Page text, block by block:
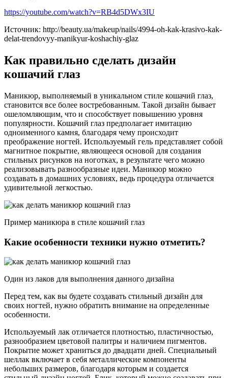
https://youtube.com/watch?v=RB4d5DWx3IU
Источник: http://beauty.ua/makeup/nails/4994-oh-kak-krasivo-kak-
delat-trendovyy-manikyur-koshachiy-glaz
Как правильно сделать дизайн
кошачий глаз
Маникюр, выполняемый в уникальном стиле кошачий глаз,
становится все более востребованным. Такой дизайн бывает
ошеломляющим, что и способствует повышению уровня
популярности. Кошачий глаз предполагает имитацию
одноименного камня, благодаря чему происходит
преображение ногтей. Используемый гель представляет собой
магнитное покрытие, являющееся основой для создания
стильных рисунков на ноготках, в результате чего можно
реализовывать разнообразные идеи. Маникюр можно
создавать в домашних условиях, ведь процедура отличается
удивительной легкостью.
Пример маникюра в стиле кошачий глаз
Какие особенности техники нужно отметить?
Один из лаков для выполнения данного дизайна
Перед тем, как вы будете создавать стильный дизайн для
своих ногтей, нужно обратить внимание на определенные
особенности.
Используемый лак отличается плотностью, пластичностью,
разнообразием цветовой палитры и наличием пигментов.
Покрытие может храниться до двадцати дней. Специальный
шеллак включает в себя металлические компоненты
небольших размеров, благодаря которым и создается